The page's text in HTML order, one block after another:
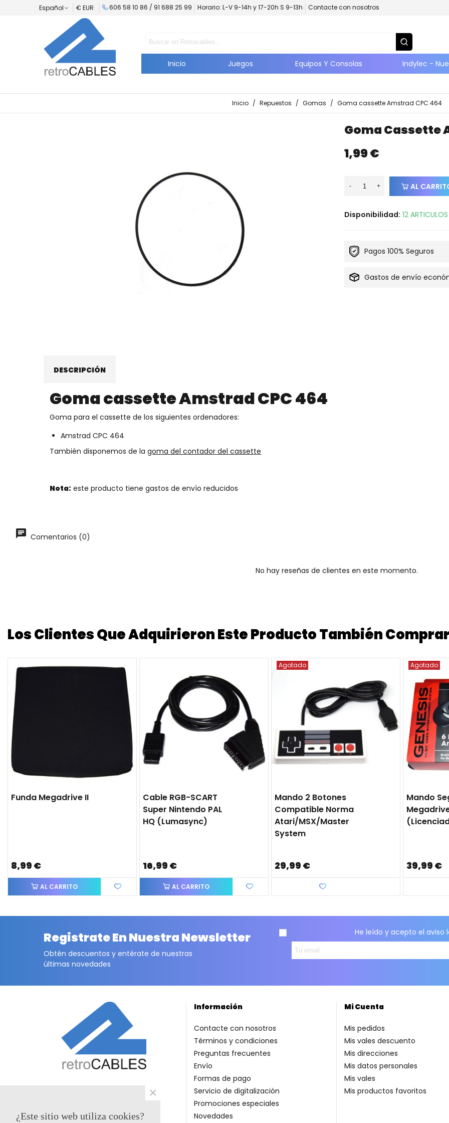
Español € EUR 606 58 10 86 / 91 688 25 99 Horario: L-V 9-14h y 17-20h S 9-13h Contacte con nosotros
Inicio Juegos Equipos Y Consolas Indylec -
Inicio / Repuestos / Gomas / Goma cassette Amstrad CPC 464
Goma Cassette
1,99 €
- + AL
Disponibilidad: 12
Pagos 100% Seguros
Gastos de envío
DESCRIPCIÓN
Goma cassette Amstrad CPC 464
Goma para el cassette de los siguientes ordenadores:
Amstrad CPC 464
También disponemos de la goma del contador del cassette
Nota: este producto tiene gastos de envío reducidos
Comentarios (0)
No hay reseñas de clientes en este momento.
Los Clientes Que Adquirieron Este Producto También
Funda Megadrive II
8,99 €
AL CARRITO
Cable RGB-SCART
Super Nintendo PAL
HQ (lumasync)
16,99 €
AL CARRITO
Agotado
Mando 2 Botones
Compatible Norma
Atari/MSX/Master
System
29,99 €
Agotado
Mando
39,99 €
Registrate En Nuestra Newsletter
Obtén descuentos y entérate de nuestras
últimas novedades
He leído y acepto elaviso
Información
Contacte con nosotros
Términos y condiciones
Preguntas frecuentes
Envío
Formas de pago
Servicio de digitalización
Promociones especiales
Novedades
Mi Cuenta
Mis pedidos
Mis vales descuento
Mis direcciones
Mis datos personales
Mis vales
Mis productos favoritos
¿Este sitio web utiliza cookies?
×